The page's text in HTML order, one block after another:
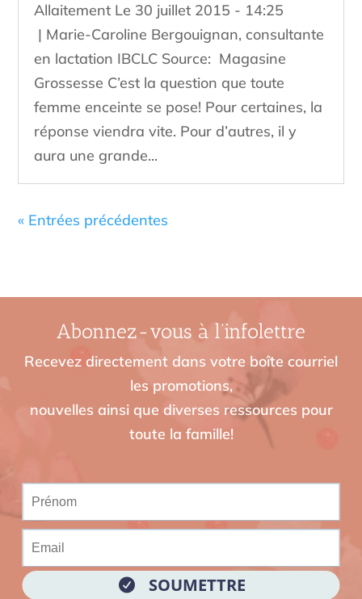
Allaitement Le 30 juillet 2015 - 14:25
| Marie-Caroline Bergouignan, consultante
en lactation IBCLC Source: Magasine
Grossesse C’est la question que toute
femme enceinte se pose! Pour certaines, la
réponse viendra vite. Pour d’autres, il y
aura une grande...
« Entrées précédentes
Abonnez-vous à l’infolettre
Recevez directement dans votre boîte courriel
les promotions,
nouvelles ainsi que diverses ressources pour
toute la famille!